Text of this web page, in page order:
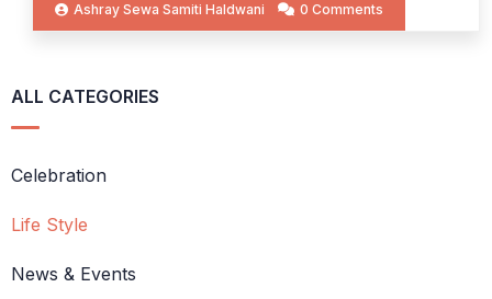
Ashray Sewa Samiti Haldwani 0 Comments
ALL CATEGORIES
Celebration
Life Style
News & Events